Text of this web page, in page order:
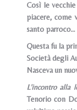
Così le
piacere, come
santo parroco...
Questa fu la
Società degli
Nasceva un
L'incontro alla
Tenorio con